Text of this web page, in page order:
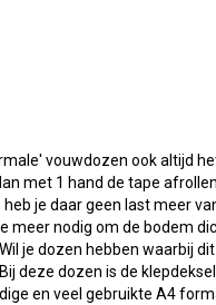
vouwdozen ook altijd
met 1 hand de tape
je daar geen last meer
meer nodig om de bodem
je dozen hebben waarbij
deze dozen is de
en veel gebruikte A4